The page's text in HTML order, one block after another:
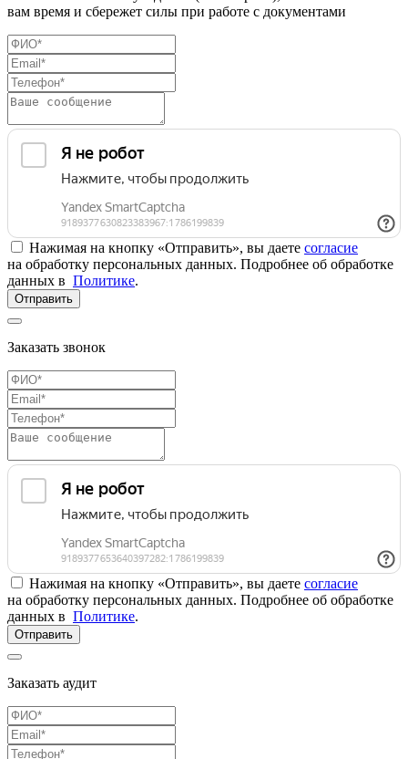
вам время и сбережет силы при работе с документами
Нажимая на кнопку «Отправить», вы даете согласие
на обработку персональных данных. Подробнее об обработке
данных в Политике.
Отправить
Заказать звонок
Нажимая на кнопку «Отправить», вы даете согласие
на обработку персональных данных. Подробнее об обработке
данных в Политике.
Отправить
Заказать аудит